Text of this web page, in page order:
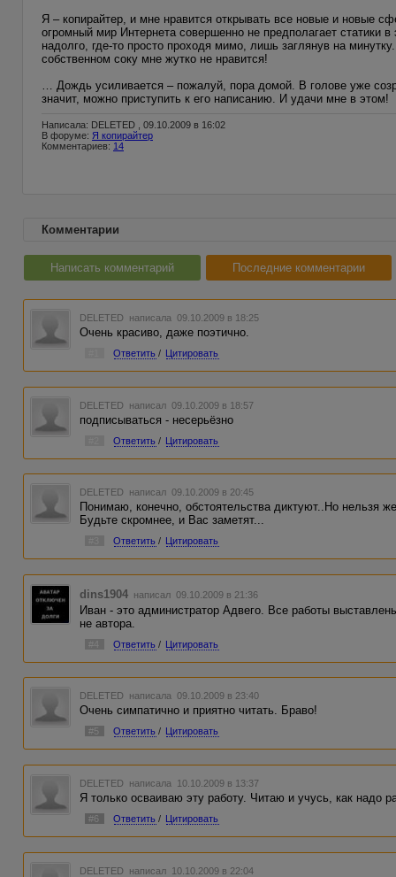
Я – копирайтер, и мне нравится открывать все новые и новые
огромный мир Интернета совершенно не предполагает статики
надолго, где-то просто проходя мимо, лишь заглянув на
собственном соку мне жутко не нравится!
… Дождь усиливается – пожалуй, пора домой. В голове уже
значит, можно приступить к его написанию. И удачи мне в этом!
Написала: DELETED , 09.10.2009 в 16:02
В форуме: Я копирайтер
Комментариев: 14
Комментарии
Написать комментарий Последние комментарии
DELETED написала 09.10.2009 в 18:25
Очень красиво, даже поэтично.
Ответить / Цитировать
DELETED написал 09.10.2009 в 18:57
подписываться - несерьёзно
Ответить / Цитировать
DELETED написал 09.10.2009 в 20:45
Понимаю, конечно, обстоятельства диктуют..Но нельзя
Будьте скромнее, и Вас заметят...
Ответить / Цитировать
dins1904 написал 09.10.2009 в 21:36
Иван - это администратор Адвего. Все работы
не автора.
#4 Ответить / Цитировать
DELETED написала 09.10.2009 в 23:40
Очень симпатично и приятно читать. Браво!
#5 Ответить / Цитировать
DELETED написала 10.10.2009 в 13:37
Я только осваиваю эту работу. Читаю и учусь, как надо
#6 Ответить / Цитировать
DELETED написал 10.10.2009 в 22:04